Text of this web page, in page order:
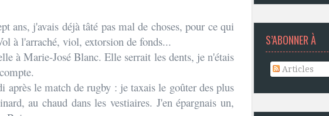
ans, j'avais déjà tâté pas mal de choses, pour ce qui
à l'arraché, viol, extorsion de fonds...
à Marie-José Blanc. Elle serrait les dents, je n'étais
après le match de rugby : je taxais le goûter des plus
au chaud dans les vestiaires. J'en épargnais un,
S’ABONNER À
Articles